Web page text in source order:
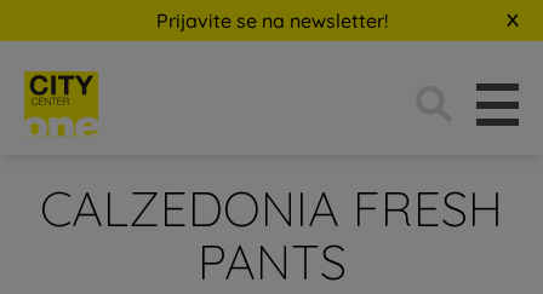
Prijavite se na newsletter!
CALZEDONIA FRESH
PANTS